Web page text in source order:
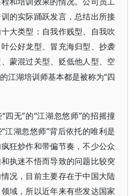
和培训效果的情况。公司员工
的实际踊跃发言，总结出所接
大类型： 自我作贱型、自我吹
公好龙型、冒充海归型、抄袭
蒙混过关型、贬低他人型、空
江湖培训师基本都是被称为“四
“四无”的“江湖忽悠师”的招摇撞
江湖忽悠师”背后依托的唯利是
狂炒作和带偏节奏 ，不少公众
执迷不悟而导致的问题比较突
况，目前主要存在于中国大陆
域，所以近年来有些发达国家